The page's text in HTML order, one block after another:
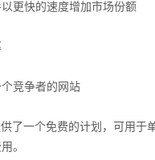
更快的速度增加市场份额
竞争者的网站
了一个免费的计划，可用于
。